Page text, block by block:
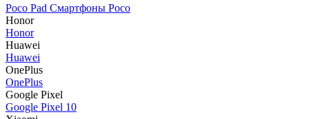
Poco Pad Смартфоны Poco
Honor
Honor
Huawei
Huawei
OnePlus
OnePlus
Google Pixel
Google Pixel 10